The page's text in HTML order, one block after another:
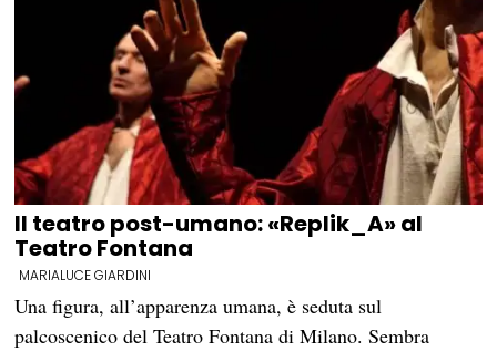
Il teatro post-umano: «Replik_A» al
Teatro Fontana
MARIALUCE GIARDINI
Una figura, all’apparenza umana, è seduta sul
palcoscenico del Teatro Fontana di Milano. Sembra